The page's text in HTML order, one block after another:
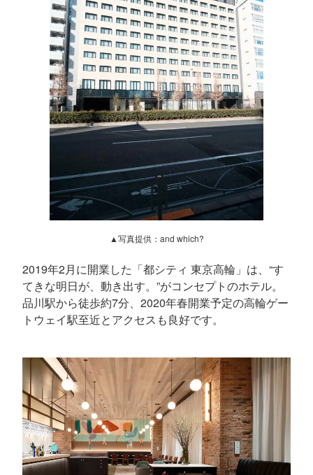
▲写真提供：and which?
2019年2月に開業した「都シティ 東京高輪」は、“す
てきな明日が、動き出す。”がコンセプトのホテル。
品川駅から徒歩約7分、2020年春開業予定の高輪ゲー
トウェイ駅至近とアクセスも良好です。